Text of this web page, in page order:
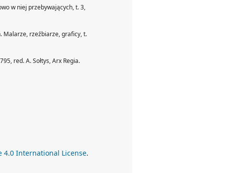
w niej przebywających, t. 3,
Malarze, rzeźbiarze, graficy, t.
red. A. Sołtys, Arx Regia.
4.0 International License.